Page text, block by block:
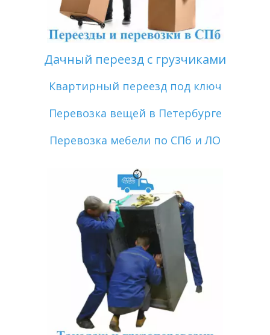
Дачный переезд с грузчиками
Квартирный переезд под ключ
Перевозка вещей в Петербурге
Перевозка мебели по СПб и ЛО